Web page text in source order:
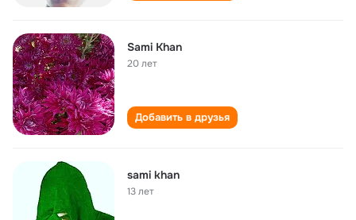
Sami Khan
20 лет
Добавить в друзья
sami khan
13 лет